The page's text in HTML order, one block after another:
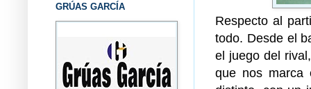
Respecto al
todo. Desde el
el juego del
que nos marca
GRÚAS GARCÍA